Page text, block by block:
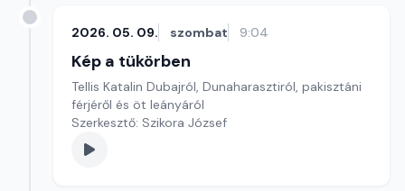
2026. 05. 09. szombat 9:04
Kép a tükörben
Tellis Katalin Dubajról, Dunaharasztiról, pakisztáni
férjéről és öt leányáról
Szerkesztő: Szikora József